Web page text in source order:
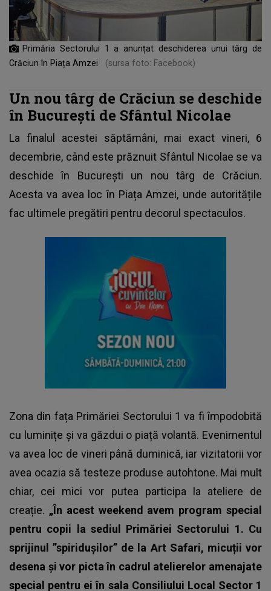
Primăria Sectorului 1 a anunțat deschiderea unui târg de
Crăciun în Piața Amzei
(sursa foto: Facebook)
Un nou târg de Crăciun se deschide
în București de Sfântul Nicolae
La finalul acestei săptămâni, mai exact vineri, 6
decembrie, când este prăznuit Sfântul Nicolae se va
deschide în București un nou târg de Crăciun.
Acesta va avea loc în Piața Amzei, unde autoritățile
fac ultimele pregătiri pentru decorul spectaculos.
Zona din fața Primăriei Sectorului 1 va fi împodobită
cu luminițe și va găzdui o piață volantă. Evenimentul
va avea loc de vineri până duminică, iar vizitatorii vor
avea ocazia să testeze produse autohtone. Mai mult
chiar, cei mici vor putea participa la ateliere de
creație. „În acest weekend avem program special
pentru copii la sediul Primăriei Sectorului 1. Cu
sprijinul ”spiridușilor” de la Art Safari, micuții vor
desena și vor picta în cadrul atelierelor amenajate
special pentru ei în sala Consiliului Local Sector 1